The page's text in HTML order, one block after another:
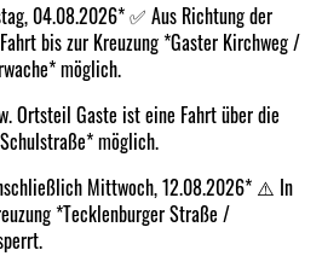
04.08.2026* ✅ Aus Richtung der
bis zur Kreuzung *Gaster Kirchweg /
möglich.
Ortsteil Gaste ist eine Fahrt über die
möglich.
Mittwoch, 12.08.2026* ⚠️ In
*Tecklenburger Straße /